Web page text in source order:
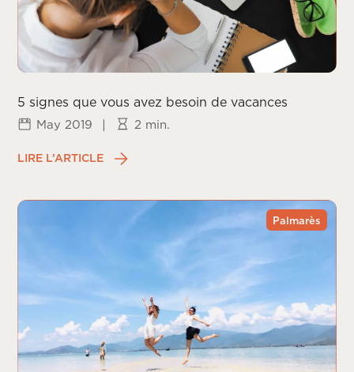
5 signes que vous avez besoin de vacances
May 2019 | 2 min.
LIRE L’ARTICLE
Palmarès